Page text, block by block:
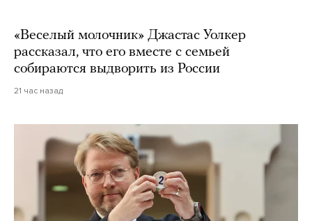
«Веселый молочник» Джастас Уолкер
рассказал, что его вместе с семьей
собираются выдворить из России
21 час назад